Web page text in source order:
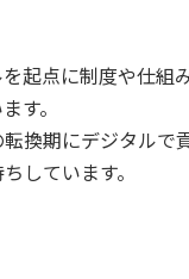
起点に制度や仕組
す。
換期にデジタルで
しています。